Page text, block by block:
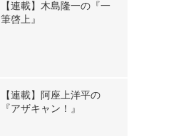
【連載】木島隆一の『一
筆啓上』
【連載】阿座上洋平の
『アザキャン！』